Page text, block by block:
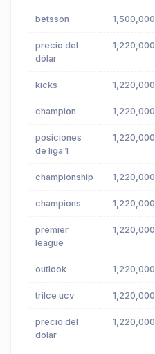
betsson 1,500,000
precio del
dólar
1,220,000
kicks 1,220,000
champion 1,220,000
posiciones
de liga 1
1,220,000
championship 1,220,000
champions 1,220,000
premier
league
1,220,000
outlook 1,220,000
trilce ucv 1,220,000
precio del
dolar
1,220,000